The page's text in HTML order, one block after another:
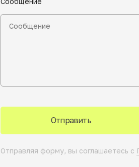
Отправить
Отправляя форму, вы соглашаетесь с